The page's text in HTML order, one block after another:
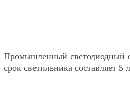
Промышленный светодиодный
срок светильника составляет 5